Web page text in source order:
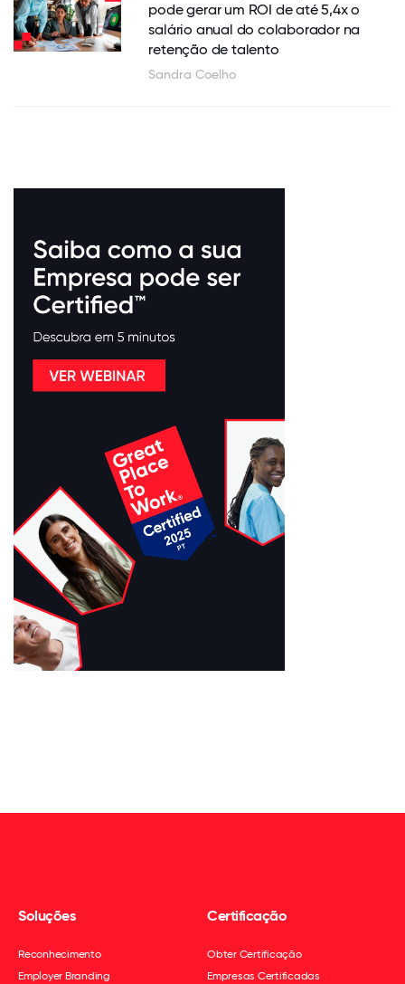
pode gerar um ROI de até 5,4x o
salário anual do colaborador na
retenção de talento
Sandra Coelho
Soluções
Reconhecimento
Employer Branding
Certificação
Obter Certificação
Empresas Certificadas